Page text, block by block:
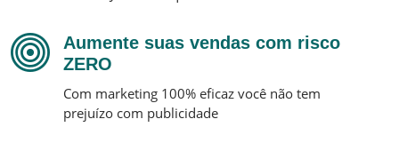
Aumente suas vendas com risco
ZERO
Com marketing 100% eficaz você não tem
prejuízo com publicidade